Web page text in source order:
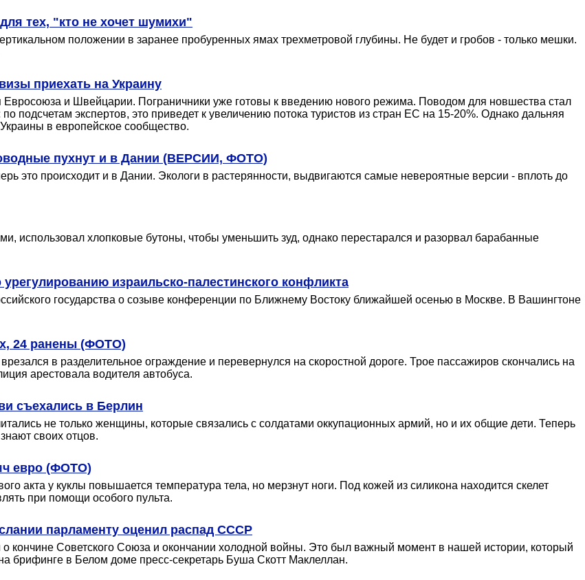
тех, "кто не хочет шумихи"
положении в заранее пробуренных ямах трехметровой глубины. Не будет и гробов - только мешки.
приехать на Украину
и Швейцарии. Пограничники уже готовы к введению нового режима. Поводом для новшества стал
подсчетам экспертов, это приведет к увеличению потока туристов из стран ЕС на 15-20%. Однако дальняя
в европейское сообщество.
пухнут и в Дании (ВЕРСИИ, ФОТО)
это происходит и в Дании. Экологи в растерянности, выдвигаются самые невероятные версии - вплоть до
использовал хлопковые бутоны, чтобы уменьшить зуд, однако перестарался и разорвал барабанные
израильско-палестинского конфликта
государства о созыве конференции по Ближнему Востоку ближайшей осенью в Москве. В Вашингтоне
24 ранены (ФОТО)
в разделительное ограждение и перевернулся на скоростной дороге. Трое пассажиров скончались на
арестовала водителя автобуса.
съехались в Берлин
не только женщины, которые связались с солдатами оккупационных армий, но и их общие дети. Теперь
своих отцов.
евро (ФОТО)
акта у куклы повышается температура тела, но мерзнут ноги. Под кожей из силикона находится скелет
при помощи особого пульта.
парламенту оценил распад СССР
кончине Советского Союза и окончании холодной войны. Это был важный момент в нашей истории, который
брифинге в Белом доме пресс-секретарь Буша Скотт Маклеллан.